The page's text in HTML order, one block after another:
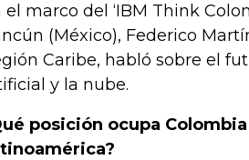
el marco del ‘IBM Think
(México), Federico
Caribe, habló sobre el
y la nube.
posición ocupa